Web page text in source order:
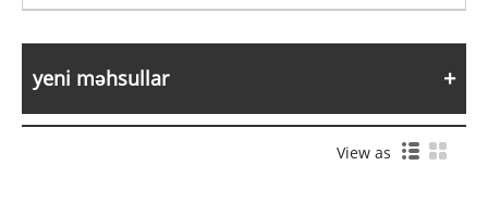
yeni məhsullar
View as